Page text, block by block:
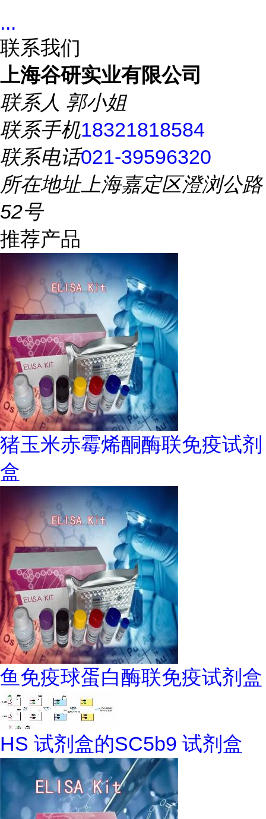
...
联系我们
上海谷研实业有限公司
联系人 郭小姐
联系手机18321818584
联系电话021-39596320
所在地址上海嘉定区澄浏公路
52号
推荐产品
猪玉米赤霉烯酮酶联免疫试剂
盒
鱼免疫球蛋白酶联免疫试剂盒
HS 试剂盒的SC5b9 试剂盒